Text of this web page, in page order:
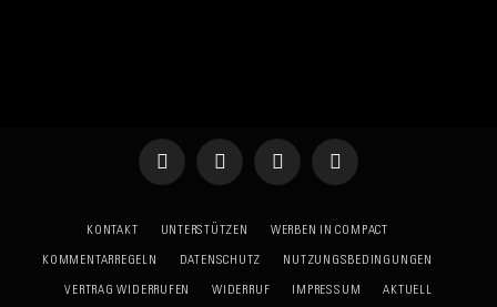
Telegram WhatsAppX
YouTube
KONTAKT UNTERSTÜTZEN WERBEN IN COMPACT
KOMMENTARREGELN DATENSCHUTZ NUTZUNGSBEDINGUNGEN
VERTRAG WIDERRUFEN WIDERRUF IMPRESSUM AKTUELL